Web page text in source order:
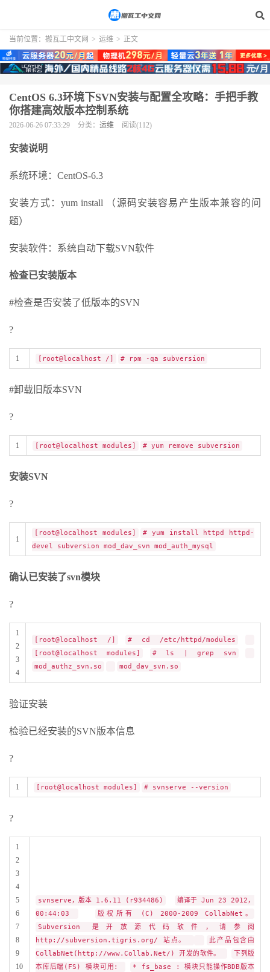
当前位置： 搬瓦工中文网 > 运维 > 正文
CentOS 6.3环境下SVN安装与配置全攻略：手把手教
你搭建高效版本控制系统
2026-06-26 07:33:29 分类： 运维 阅读(112)
安装说明
系统环境：CentOS-6.3
安装方式：yum install （源码安装容易产生版本兼容的问
题）
安装软件：系统自动下载SVN软件
检查已安装版本
#检查是否安装了低版本的SVN
?
1 [root@localhost /] # rpm -qa subversion
#卸载旧版本SVN
?
1 [root@localhost modules] # yum remove subversion
安装SVN
?
1
[root@localhost modules]
# yum install httpd httpd-
devel subversion mod_dav_svn mod_auth_mysql
确认已安装了svn模块
?
1
2
3
4
[root@localhost /]
# cd /etc/httpd/modules
[root@localhost modules]
# ls | grep svn
mod_authz_svn.so
mod_dav_svn.so
验证安装
检验已经安装的SVN版本信息
?
1 [root@localhost modules] # svnserve --version
?
1
2
3
4
5
6
7
8
9
10
svnserve，版本 1.6.11 (r934486)
编译于 Jun 23 2012，
00:44:03
版权所有 (C) 2000-2009 CollabNet。
Subversion 是开放源代码软件，请参阅
http://subversion.tigris.org/ 站点。
此产品包含由
CollabNet(http://www.Collab.Net/) 开发的软件。
下列版
本库后端(FS) 模块可用:
* fs_base : 模块只能操作BDB版本